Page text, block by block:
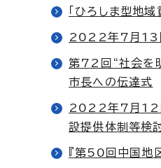
「ひろしま型地
2022年7月13日
第72回“社会を
市長への伝達式
2022年7月12日
設提供体制等検
『第50回中国地